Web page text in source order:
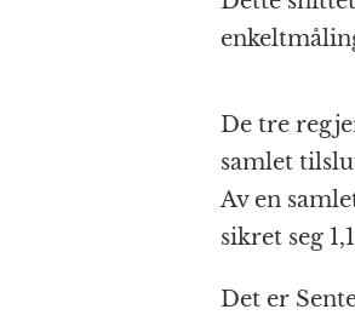
De tre
samlet
Av en
sikret seg
Det er